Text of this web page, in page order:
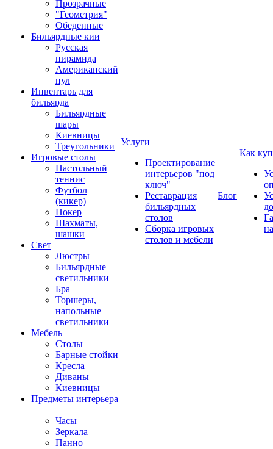
Прозрачные
"Геометрия"
Обеденные
Бильярдные кии
Русская
пирамида
Американский
пул
Инвентарь для
бильярда
Бильярдные
шары
Киевницы
Треугольники
Игровые столы
Настольный
теннис
Футбол
(кикер)
Покер
Шахматы,
шашки
Свет
Люстры
Бильярдные
светильники
Бра
Торшеры,
напольные
светильники
Мебель
Столы
Барные стойки
Кресла
Диваны
Киевницы
Предметы интерьера
Часы
Зеркала
Панно
Услуги
Проектирование
интерьеров "под
ключ"
Реставрация
бильярдных
столов
Сборка игровых
столов и мебели
Блог
Как